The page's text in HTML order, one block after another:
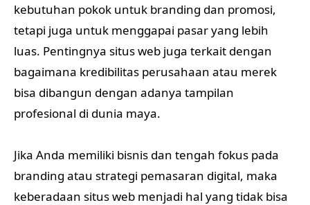
kebutuhan pokok untuk branding dan promosi,
tetapi juga untuk menggapai pasar yang lebih
luas. Pentingnya situs web juga terkait dengan
bagaimana kredibilitas perusahaan atau merek
bisa dibangun dengan adanya tampilan
profesional di dunia maya.
Jika Anda memiliki bisnis dan tengah fokus pada
branding atau strategi pemasaran digital, maka
keberadaan situs web menjadi hal yang tidak bisa